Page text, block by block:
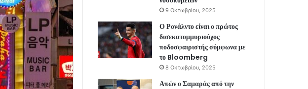
9 Οκτωβρίου, 2025
Ο Ρονάλντο είναι ο πρώτος
δισεκατομμυριούχος
ποδοσφαιριστής σύμφωνα με
το Bloomberg
8 Οκτωβρίου, 2025
Απών ο Σαμαράς από την